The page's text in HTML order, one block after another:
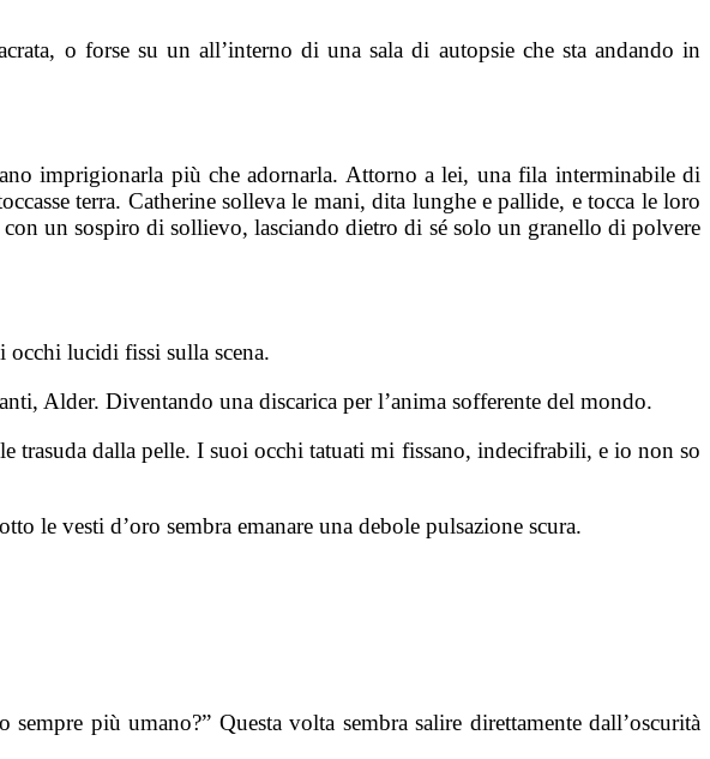
o forse su un all’interno di una sala di autopsie che sta andando in
imprigionarla più che adornarla. Attorno a lei, una fila interminabile di
terra. Catherine solleva le mani, dita lunghe e pallide, e tocca le loro
un sospiro di sollievo, lasciando dietro di sé solo un granello di polvere
lucidi fissi sulla scena.
Alder. Diventando una discarica per l’anima sofferente del mondo.
dalla pelle. I suoi occhi tatuati mi fissano, indecifrabili, e io non so
vesti d’oro sembra emanare una debole pulsazione scura.
più umano?” Questa volta sembra salire direttamente dall’oscurità